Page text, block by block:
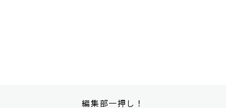
編集部一押し！